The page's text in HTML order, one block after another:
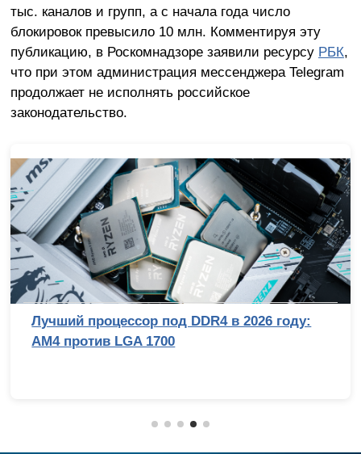
тыс. каналов и групп, а с начала года число
блокировок превысило 10 млн. Комментируя эту
публикацию, в Роскомнадзоре заявили ресурсу РБК,
что при этом администрация мессенджера Telegram
продолжает не исполнять российское
законодательство.
Лучший процессор под DDR4 в 2026 году:
AM4 против LGA 1700